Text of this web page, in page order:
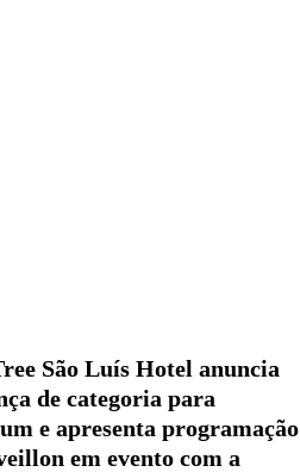
São Luís Hotel anuncia
de categoria para
e apresenta programação
em evento com a